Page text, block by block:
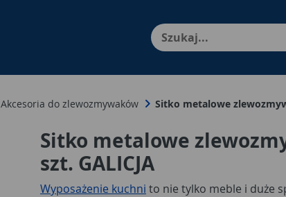
Menu Produktów, nawigacja: Enter - przejdź do
Akcesoria do zlewozmywaków Sitko metalowe
Sitko metalowe
szt. GALICJA
Wyposażenie kuchni to nie tylko meble i duże